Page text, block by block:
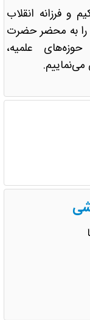
و فرزانه انقلاب
را به محضر حضرت
علمیه،